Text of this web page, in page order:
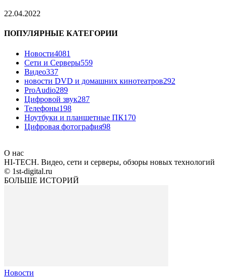
22.04.2022
ПОПУЛЯРНЫЕ КАТЕГОРИИ
Новости4081
Сети и Серверы559
Видео337
новости DVD и домашних кинотеатров292
ProAudio289
Цифровой звук287
Телефоны198
Ноутбуки и планшетные ПК170
Цифровая фотография98
О нас
HI-TECH. Видео, сети и серверы, обзоры новых технологий
© 1st-digital.ru
БОЛЬШЕ ИСТОРИЙ
Новости